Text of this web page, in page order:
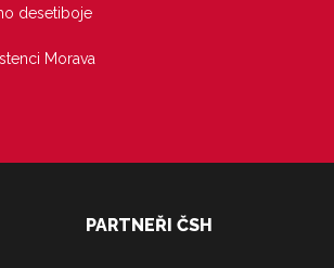
desetiboje
Morava
PARTNEŘI ČSH